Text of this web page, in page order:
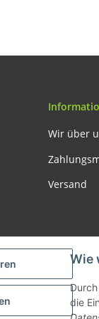
Wie
die
Wir über
Versand